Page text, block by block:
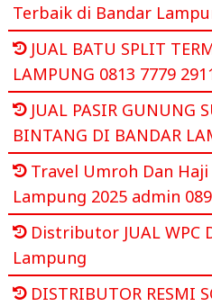
Terbaik di Bandar
JUAL BATU SPLIT
LAMPUNG 0813 7779
JUAL PASIR GUNUNG
BINTANG DI BANDAR
Travel Umroh Dan
Lampung 2025 admin
Distributor JUAL WPC
Lampung
DISTRIBUTOR RESMI